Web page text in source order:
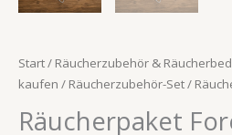
Start/ Räucherzubehör &
kaufen / Räucherzubehör-Set/
Räucherpaket